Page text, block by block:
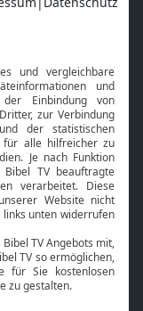
App
TV
Online-Bibel
Gottesdienst
Empfang